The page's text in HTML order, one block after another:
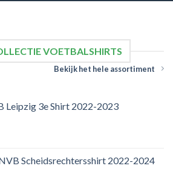
VOETBALSHIRTS
Bekijk het hele assortiment
Leipzig 3e Shirt 2022-2023
Scheidsrechtersshirt 2022-2024